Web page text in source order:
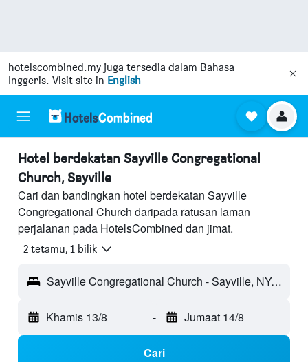
hotelscombined.my juga tersedia dalam Bahasa
Inggeris. Visit site in English
Hotel berdekatan Sayville Congregational
Church, Sayville
Cari dan bandingkan hotel berdekatan Sayville
Congregational Church daripada ratusan laman
perjalanan pada HotelsCombined dan jimat.
2 tetamu, 1 bilik
Sayville Congregational Church - Sayville, NY, Amerika Syarikat
Khamis 13/8 - Jumaat 14/8
Cari